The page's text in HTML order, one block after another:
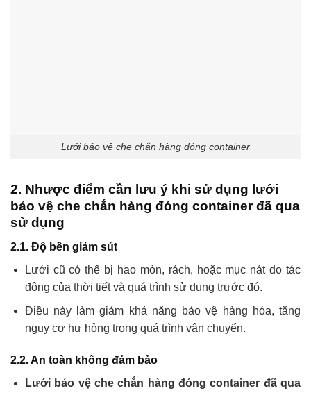
Lưới bảo vệ che chắn hàng đóng container
2. Nhược điểm cần lưu ý khi sử dụng lưới
bảo vệ che chắn hàng đóng container đã qua
sử dụng
2.1. Độ bền giảm sút
Lưới cũ có thể bị hao mòn, rách, hoặc mục nát do tác
động của thời tiết và quá trình sử dụng trước đó.
Điều này làm giảm khả năng bảo vệ hàng hóa, tăng
nguy cơ hư hỏng trong quá trình vận chuyển.
2.2. An toàn không đảm bảo
Lưới bảo vệ che chắn hàng đóng container đã qua